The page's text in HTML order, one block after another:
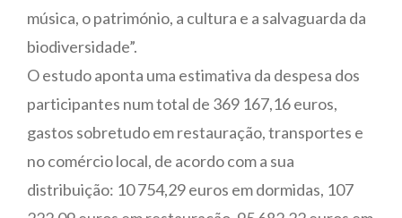
música, o património, a cultura e a salvaguarda da
biodiversidade”.
O estudo aponta uma estimativa da despesa dos
participantes num total de 369 167,16 euros,
gastos sobretudo em restauração, transportes e
no comércio local, de acordo com a sua
distribuição: 10 754,29 euros em dormidas, 107